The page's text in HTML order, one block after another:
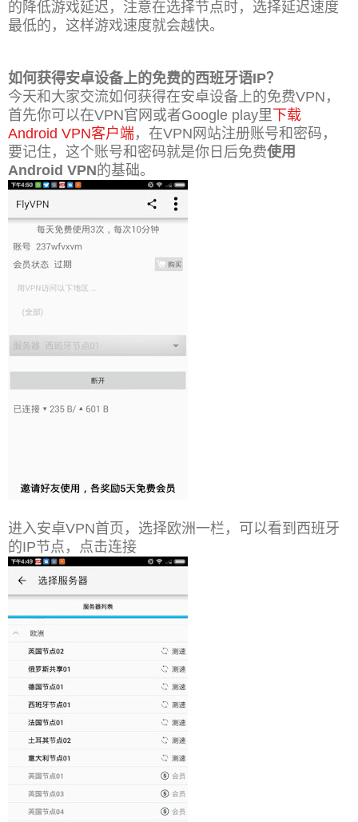
的降低游戏延迟，注意在选择节点时，选择延迟速度
最低的，这样游戏速度就会越快。
如何获得安卓设备上的免费的西班牙语IP？
今天和大家交流如何获得在安卓设备上的免费VPN，
首先你可以在VPN官网或者Google play里 下载
Android VPN客户端，在VPN网站注册账号和密码，
要记住，这个账号和密码就是你日后免费使用
Android VPN的基础。
进入安卓VPN首页，选择欧洲一栏，可以看到西班牙
的IP节点，点击连接